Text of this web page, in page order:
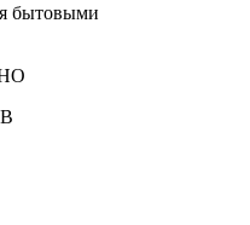
бытовыми